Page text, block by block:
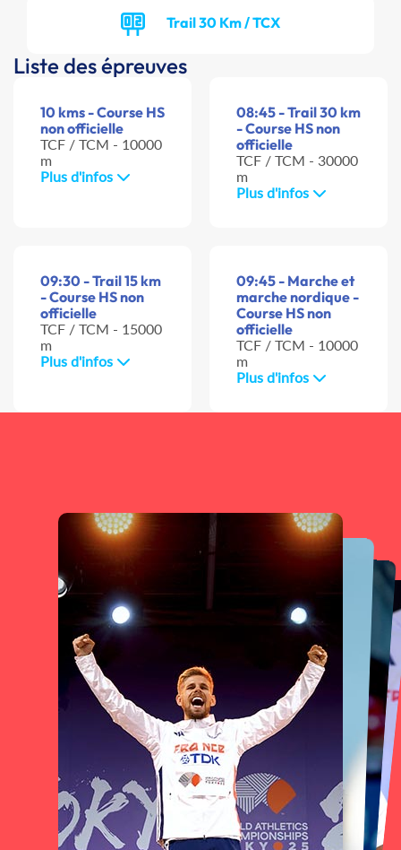
Trail 30 Km / TCX
Liste des épreuves
10 kms - Course HS
non officielle
TCF / TCM - 10000
m
Plus d'infos
08:45 - Trail 30 km
- Course HS non
officielle
TCF / TCM - 30000
m
Plus d'infos
09:30 - Trail 15 km
- Course HS non
officielle
TCF / TCM - 15000
m
Plus d'infos
09:45 - Marche et
marche nordique -
Course HS non
officielle
TCF / TCM - 10000
m
Plus d'infos